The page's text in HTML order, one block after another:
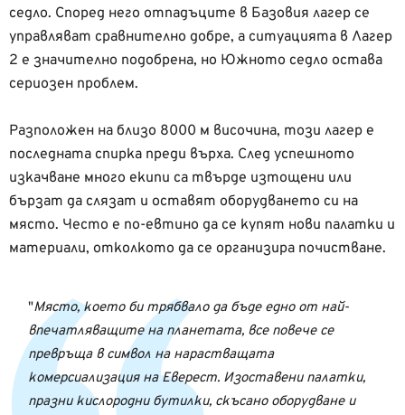
седло. Според него отпадъците в Базовия лагер се
управляват сравнително добре, а ситуацията в Лагер
2 е значително подобрена, но Южното седло остава
сериозен проблем.
Разположен на близо 8000 м височина, този лагер е
последната спирка преди върха. След успешното
изкачване много екипи са твърде изтощени или
бързат да слязат и оставят оборудването си на
място. Често е по-евтино да се купят нови палатки и
материали, отколкото да се организира почистване.
Място, което би трябвало да бъде едно от най-
впечатляващите на планетата, все повече се
превръща в символ на нарастващата
комерсиализация на Еверест. Изоставени палатки,
празни кислородни бутилки, скъсано оборудване и